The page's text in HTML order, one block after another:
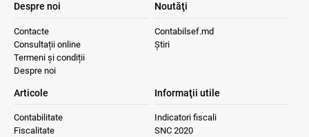
Despre noi
Contacte
Consultații online
Termeni și condiții
Despre noi
Noutăţi
Contabilsef.md
Știri
Articole
Contabilitate
Fiscalitate
Informaţii utile
Indicatori fiscali
SNC 2020